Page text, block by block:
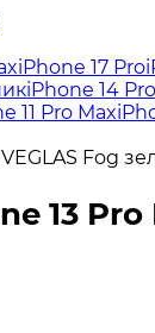
iPhone 17 Pro
iPhone 14
11 Pro Max
Fog
13